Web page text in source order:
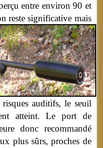
entre environ 90 et
reste significative mais
auditifs, le seuil
atteint. Le port de
donc recommandé
plus sûrs, proches de